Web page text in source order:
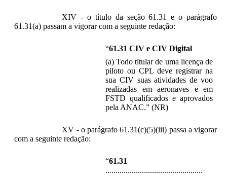
XIV - o título da seção 61.31 e o parágrafo
61.31(a) passam a vigorar com a seguinte redação:
“61.31 CIV e CIV Digital
(a) Todo titular de uma licença de
piloto ou CPL deve registrar na
sua CIV suas atividades de voo
realizadas em aeronaves e em
FSTD qualificados e aprovados
pela ANAC.” (NR)
XV - o parágrafo 61.31(c)(5)(iii) passa a vigorar
com a seguinte redação:
“61.31
................................................